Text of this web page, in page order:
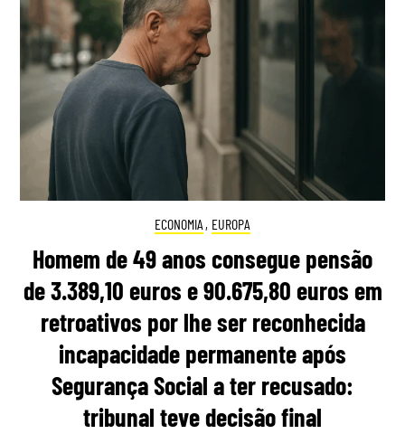
ECONOMIA , EUROPA
Homem de 49 anos consegue pensão
de 3.389,10 euros e 90.675,80 euros em
retroativos por lhe ser reconhecida
incapacidade permanente após
Segurança Social a ter recusado:
tribunal teve decisão final